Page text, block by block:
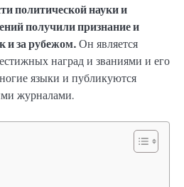
политической науки и
получили признание и
и за рубежом.Он является
наград и званиями и его
языки и публикуются
журналами.